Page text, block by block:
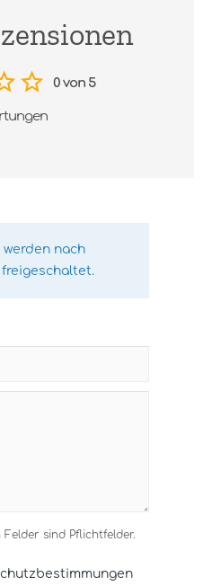
0 von 5
werden nach
sind Pflichtfelder.